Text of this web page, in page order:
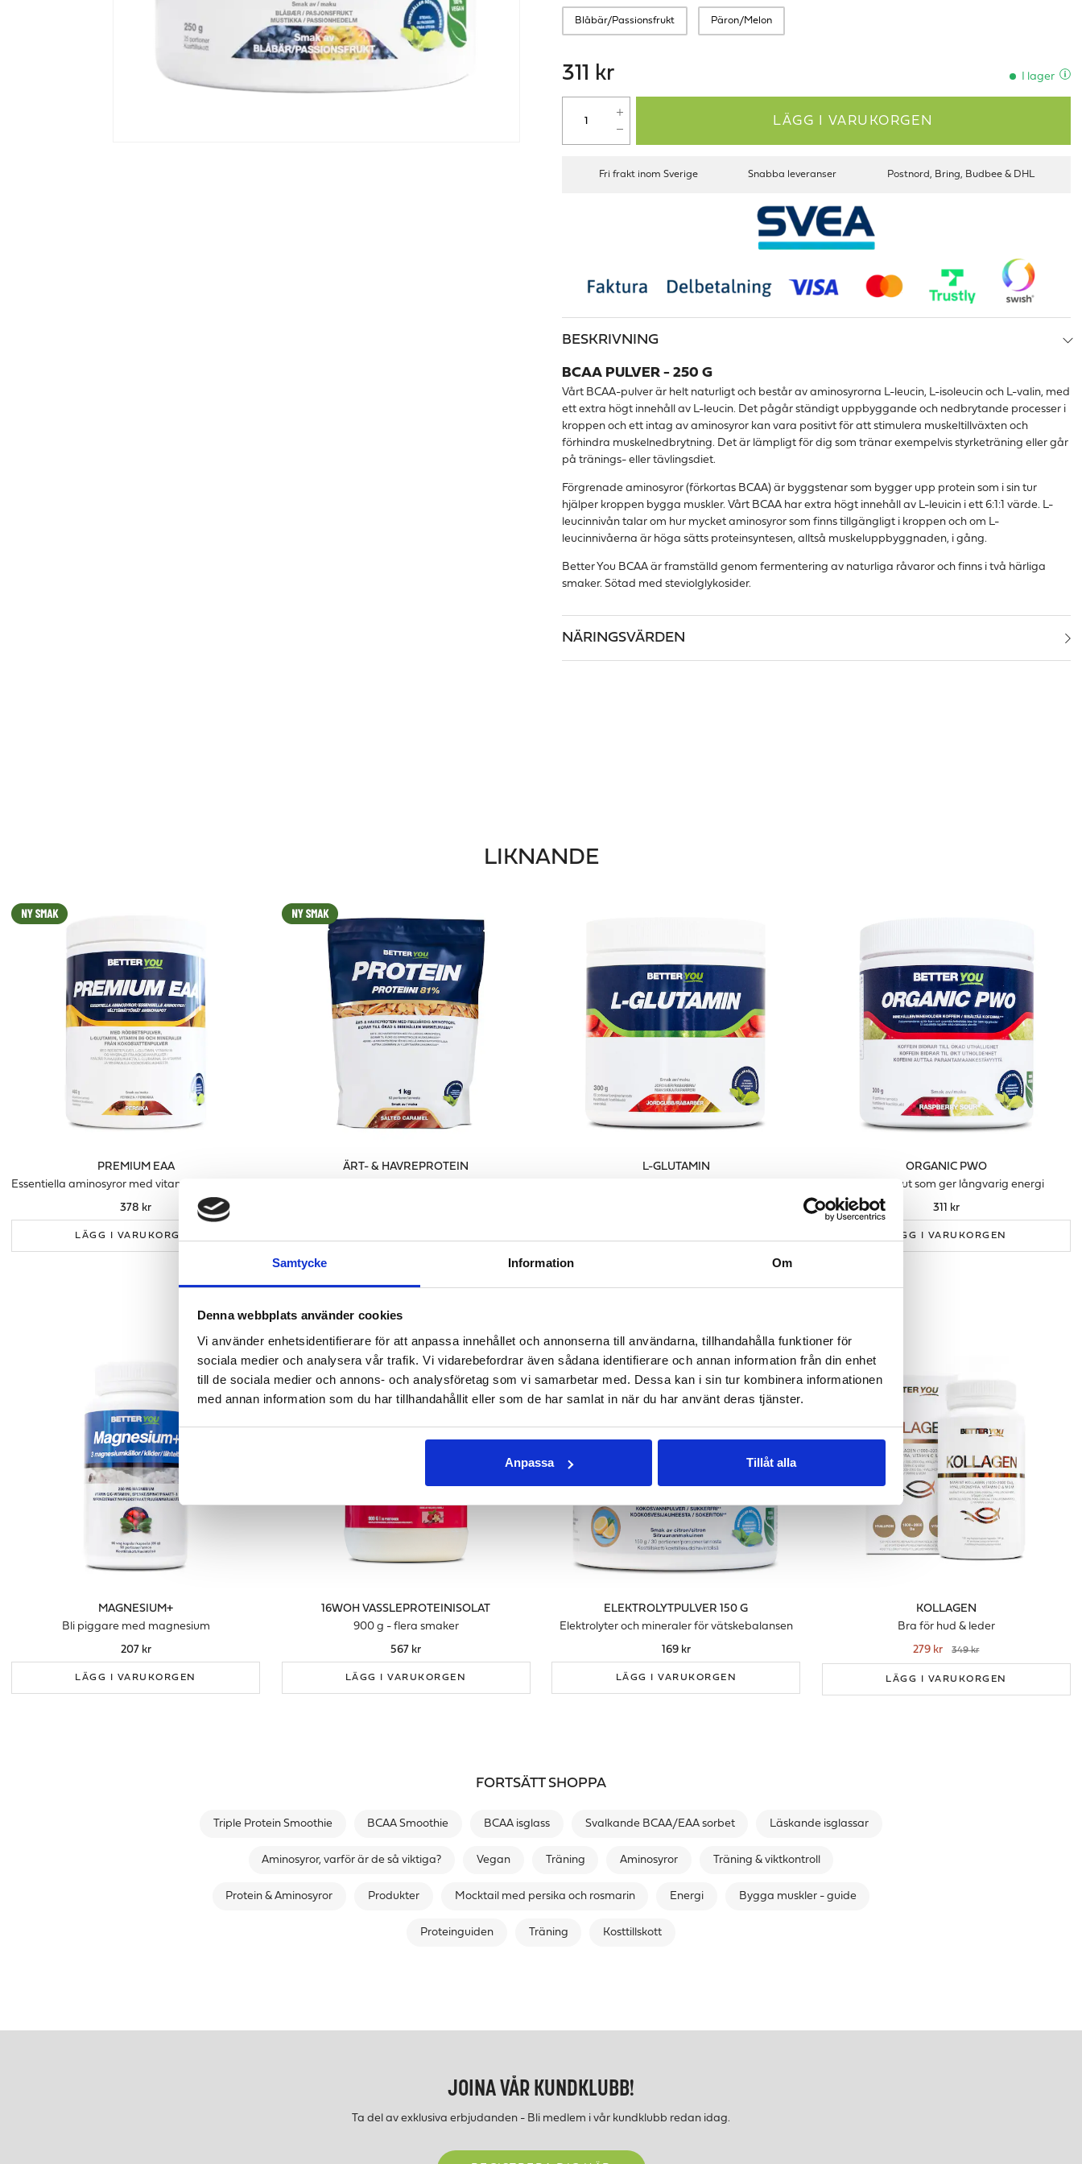
Samtycke Information Om
Denna webbplats använder cookies
Vi använder enhetsidentifierare för att anpassa innehållet och annonserna till användarna, tillhandahålla funktioner för
sociala medier och analysera vår trafik. Vi vidarebefordrar även sådana identifierare och annan information från din enhet
till de sociala medier och annons- och analysföretag som vi samarbetar med. Dessa kan i sin tur kombinera informationen
med annan information som du har tillhandahållit eller som de har samlat in när du har använt deras tjänster.
Anpassa Tillåt alla
Blåbär/Passionsfrukt Päron/Melon
311 kr I lager
LÄGG I VARUKORGEN
Fri frakt inom Sverige Snabba leveranser Postnord, Bring, Budbee & DHL
BESKRIVNING
BCAA PULVER - 250 G
Vårt BCAA-pulver är helt naturligt och består av aminosyrorna L-leucin, L-isoleucin och L-valin, med
ett extra högt innehåll av L-leucin. Det pågår ständigt uppbyggande och nedbrytande processer i
kroppen och ett intag av aminosyror kan vara positivt för att stimulera muskeltillväxten och
förhindra muskelnedbrytning. Det är lämpligt för dig som tränar exempelvis styrketräning eller går
på tränings- eller tävlingsdiet.
Förgrenade aminosyror (förkortas BCAA) är byggstenar som bygger upp protein som i sin tur
hjälper kroppen bygga muskler. Vårt BCAA har extra högt innehåll av L-leuicin i ett 6:1:1 värde. L-
leucinnivån talar om hur mycket aminosyror som finns tillgängligt i kroppen och om L-
leucinnivåerna är höga sätts proteinsyntesen, alltså muskeluppbyggnaden, i gång.
Better You BCAA är framställd genom fermentering av naturliga råvaror och finns i två härliga
smaker. Sötad med steviolglykosider.
NÄRINGSVÄRDEN
LIKNANDE
PREMIUM EAA
378 kr
LÄGG I VARUKORGEN
ÄRT- & HAVREPROTEIN
L-GLUTAMIN
ORGANIC PWO
Pre-workout som ger långvarig energi
311 kr
LÄGG I VARUKORGEN
MAGNESIUM+
Bli piggare med magnesium
207 kr
LÄGG I VARUKORGEN
16WOH VASSLEPROTEINISOLAT
900 g - flera smaker
567 kr
LÄGG I VARUKORGEN
ELEKTROLYTPULVER 150 G
Elektrolyter och mineraler för vätskebalansen
169 kr
LÄGG I VARUKORGEN
KOLLAGEN
Bra för hud & leder
279 kr
349 kr
LÄGG I VARUKORGEN
FORTSÄTT SHOPPA
Triple Protein Smoothie BCAA Smoothie BCAA isglass Svalkande BCAA/EAA sorbet Läskande isglassar
Aminosyror, varför är de så viktiga? Vegan Träning Aminosyror Träning & viktkontroll
Protein & Aminosyror Produkter Mocktail med persika och rosmarin Energi Bygga muskler - guide
Proteinguiden Träning Kosttillskott
JOINA VÅR KUNDKLUBB!
Ta del av exklusiva erbjudanden - Bli medlem i vår kundklubb redan idag.